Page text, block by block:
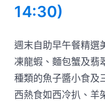
14:30)
週末自助早午餐精選
凍龍蝦、麵包蟹及翡
種類的魚子醬小食及
西熱食如西冷扒、羊